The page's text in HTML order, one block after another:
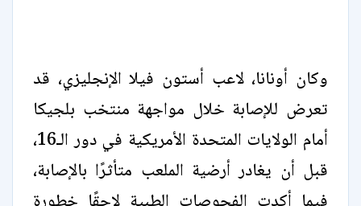
وكان أونانا، لاعب أستون فيلا الإنجليزي، قد
تعرض للإصابة خلال مواجهة منتخب بلجيكا
أمام الولايات المتحدة الأمريكية في دور الـ16،
قبل أن يغادر أرضية الملعب متأثرًا بالإصابة،